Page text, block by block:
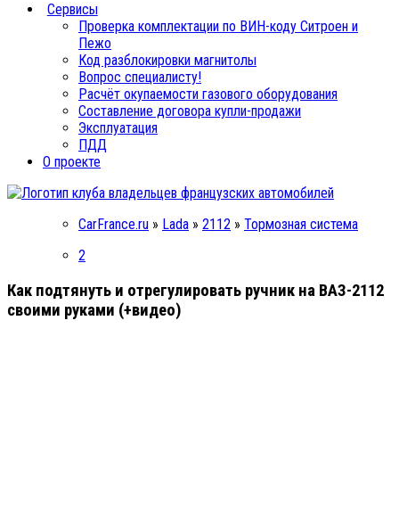
Сервисы
Проверка комплектации по ВИН-коду Ситроен и
Пежо
Код разблокировки магнитолы
Вопрос специалисту!
Расчёт окупаемости газового оборудования
Составление договора купли-продажи
Эксплуатация
ПДД
О проекте
CarFrance.ru » Lada » 2112 » Тормозная система
2
Как подтянуть и отрегулировать ручник на ВАЗ-2112
своими руками (+видео)